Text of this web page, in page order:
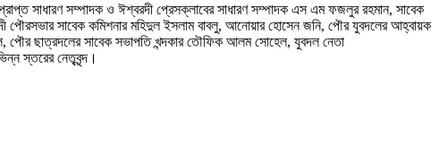
সাধারণ সম্পাদক ও ঈশ্বরদী প্রেসক্লাবের সাধারণ সম্পাদক এস এম ফজলুর রহমান, সাবেক
পৌরসভার সাবেক কমিশনার মহিদুল ইসলাম বাবলু, আনোয়ার হোসেন জনি, পৌর যুবদলের আহ্বায়ক
পৌর ছাত্রদলের সাবেক সভাপতি খন্দকার তৌফিক আলম সোহেল, যুবদল নেতা
স্তরের নেতৃবৃন্দ।